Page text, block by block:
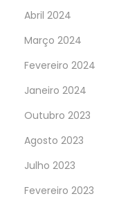
Abril 2024
Março 2024
Fevereiro 2024
Janeiro 2024
Outubro 2023
Agosto 2023
Julho 2023
Fevereiro 2023